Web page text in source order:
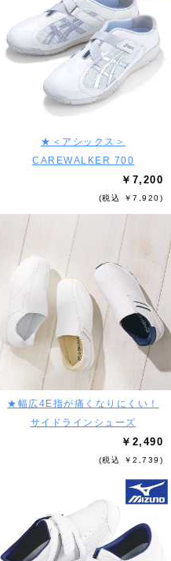
★＜アシックス＞
CAREWALKER 700
￥7,200
(税込 ￥7,920)
★幅広4E指が痛くなりにくい！
サイドラインシューズ
￥2,490
(税込 ￥2,739)